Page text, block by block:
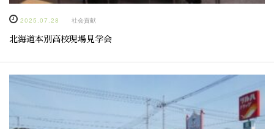
2025.07.28 社会貢献
北海道本別高校現場見学会